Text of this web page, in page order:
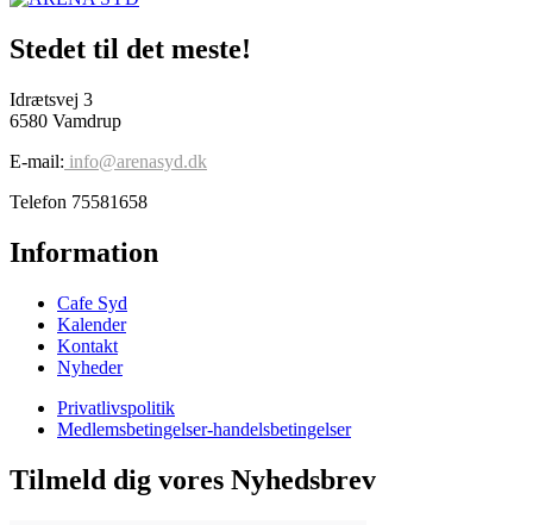
Stedet til det meste!
Idrætsvej 3
6580 Vamdrup
E-mail: info@arenasyd.dk
Telefon 75581658
Information
Cafe Syd
Kalender
Kontakt
Nyheder
Privatlivspolitik
Medlemsbetingelser-handelsbetingelser
Tilmeld dig vores Nyhedsbrev